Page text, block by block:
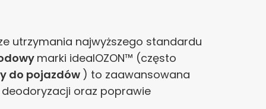
utrzymania najwyższego standardu
marki idealOZON™ (często
do pojazdów ) to zaawansowana
oraz poprawie